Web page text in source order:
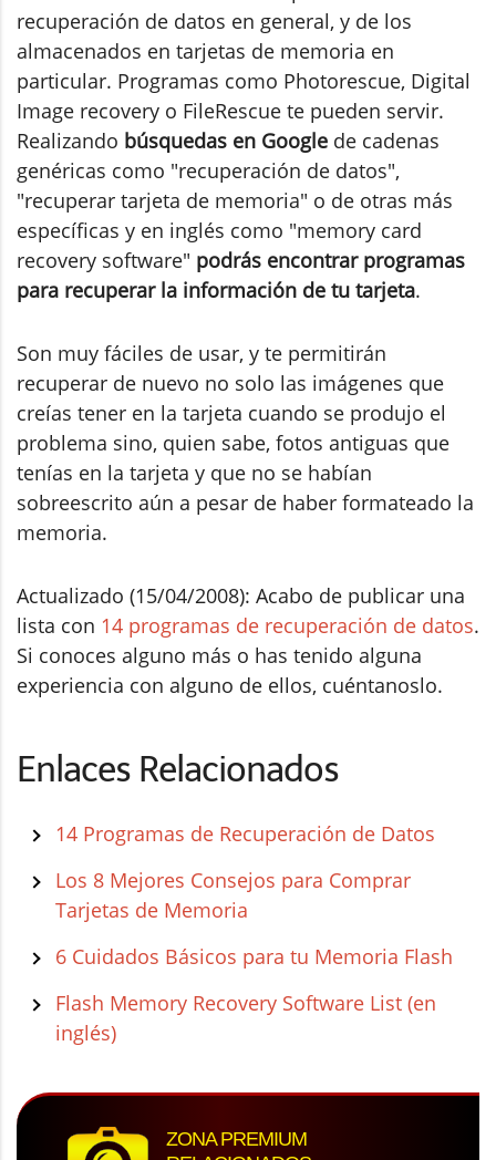
recuperación de datos en general, y de los
almacenados en tarjetas de memoria en
particular. Programas como Photorescue, Digital
Image recovery o FileRescue te pueden servir.
Realizando búsquedas en Google de cadenas
genéricas como "recuperación de datos",
"recuperar tarjeta de memoria" o de otras más
específicas y en inglés como "memory card
recovery software" podrás encontrar programas
para recuperar la información de tu tarjeta.
Son muy fáciles de usar, y te permitirán
recuperar de nuevo no solo las imágenes que
creías tener en la tarjeta cuando se produjo el
problema sino, quien sabe, fotos antiguas que
tenías en la tarjeta y que no se habían
sobreescrito aún a pesar de haber formateado la
memoria.
Actualizado (15/04/2008): Acabo de publicar una
lista con 14 programas de recuperación de datos.
Si conoces alguno más o has tenido alguna
experiencia con alguno de ellos, cuéntanoslo.
Enlaces Relacionados
14 Programas de Recuperación de Datos
Los 8 Mejores Consejos para Comprar
Tarjetas de Memoria
6 Cuidados Básicos para tu Memoria Flash
Flash Memory Recovery Software List (en
inglés)
ZONA PREMIUM